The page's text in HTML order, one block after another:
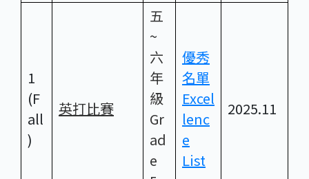
1
(F
all
)
英打比賽
五
~
六
年
級
Gr
ad
e
優秀
名單
Excel
lenc
e
List
2025.11